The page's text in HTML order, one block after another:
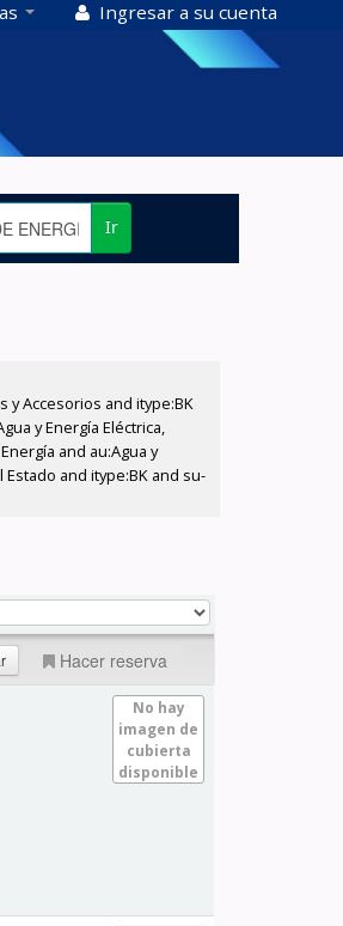
Ingresar a su cuenta
Ir
y Accesorios and itype:BK
y Energía Eléctrica,
and au:Agua y
Estado and itype:BK and su-
Hacer reserva
No hay
imagen de
cubierta
disponible